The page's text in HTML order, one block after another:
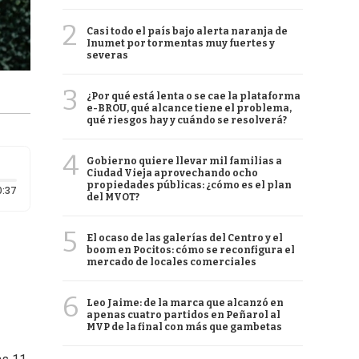
Duración: 37 segundos
2
Casi todo el país bajo alerta naranja de
Inumet por tormentas muy fuertes y
severas
3
¿Por qué está lenta o se cae la plataforma
e-BROU, qué alcance tiene el problema,
qué riesgos hay y cuándo se resolverá?
4
Gobierno quiere llevar mil familias a
Ciudad Vieja aprovechando ocho
propiedades públicas: ¿cómo es el plan
del MVOT?
5
El ocaso de las galerías del Centro y el
boom en Pocitos: cómo se reconfigura el
mercado de locales comerciales
6
Leo Jaime: de la marca que alcanzó en
apenas cuatro partidos en Peñarol al
MVP de la final con más que gambetas